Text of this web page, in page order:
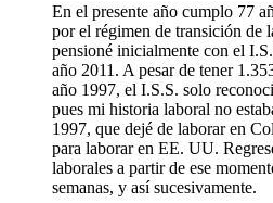
En el presente año cumplo 77
por el régimen de transición de
pensioné inicialmente con el
año 2011. A pesar de tener
año 1997, el I.S.S. solo
pues mi historia laboral no
1997, que dejé de laborar en
para laborar en EE. UU.
laborales a partir de ese
semanas, y así sucesivamente.